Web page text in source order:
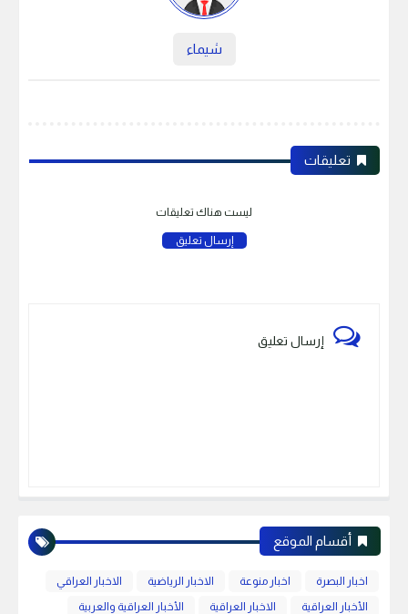
شيماء
تعليقات
ليست هناك تعليقات
إرسال تعليق
إرسال تعليق
أقسام الموقع
اخبار البصرة اخبار منوعة الاخبار الرياضية
الاخبار العراقي
الأخبار العراقية
الاخبار العراقية
الأخبار العراقية والعربية